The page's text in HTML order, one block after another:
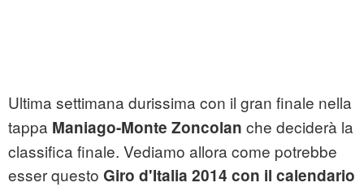
Ultima settimana durissima con il gran finale nella
tappa Maniago-Monte Zoncolan che deciderà la
classifica finale. Vediamo allora come potrebbe
esser questo Giro d'Italia 2014 con il calendario